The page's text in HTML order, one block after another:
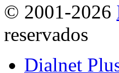
© 2001-2026
reservados
Dialnet